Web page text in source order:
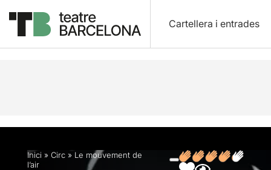
Cartellera i entrades
Descripció Fitxa artística Fotos i vídeos
Inici » Circ » Le mouvement de
l’air